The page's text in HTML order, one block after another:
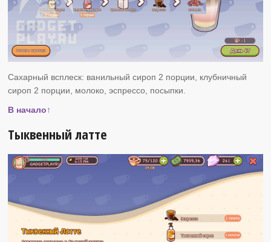
Сахарный всплеск: ванильный сироп 2 порции, клубничный
сироп 2 порции, молоко, эспрессо, посыпки.
В начало↑
Тыквенный латте